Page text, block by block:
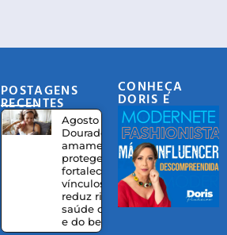
POSTAGENS
RECENTES
Agosto
Dourado:
amamentação
protege,
fortalece
vínculos e
reduz riscos à
saúde da mãe
e do bebê
CONHEÇA
DORIS E
EQUIPE